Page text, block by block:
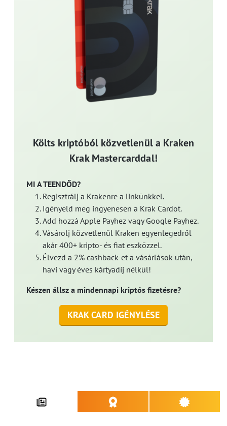
Költs kriptóból közvetlenül a Kraken
Krak Mastercarddal!
MI A TEENDŐD?
Regisztrálj a Krakenre a linkünkkel.
Igényeld meg ingyenesen a Krak Cardot.
Add hozzá Apple Payhez vagy Google Payhez.
Vásárolj közvetlenül Kraken egyenlegedről
akár 400+ kripto- és fiat eszközzel.
Élvezd a 2% cashback-et a vásárlások után,
havi vagy éves kártyadíj nélkül!
Készen állsz a mindennapi kriptós fizetésre?
KRAK CARD IGÉNYLÉSE